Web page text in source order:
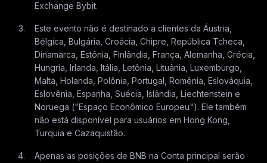
Exchange Bybit.
Este evento não é destinado a clientes da Áustria,
Bélgica, Bulgária, Croácia, Chipre, República Tcheca,
Dinamarca, Estônia, Finlândia, França, Alemanha, Grécia,
Hungria, Irlanda, Itália, Letônia, Lituânia, Luxemburgo,
Malta, Holanda, Polônia, Portugal, Romênia, Eslováquia,
Eslovênia, Espanha, Suécia, Islândia, Liechtenstein e
Noruega ("Espaço Econômico Europeu"). Ele também
não está disponível para usuários em Hong Kong,
Turquia e Cazaquistão.
Apenas as posições de BNB na Conta principal serão